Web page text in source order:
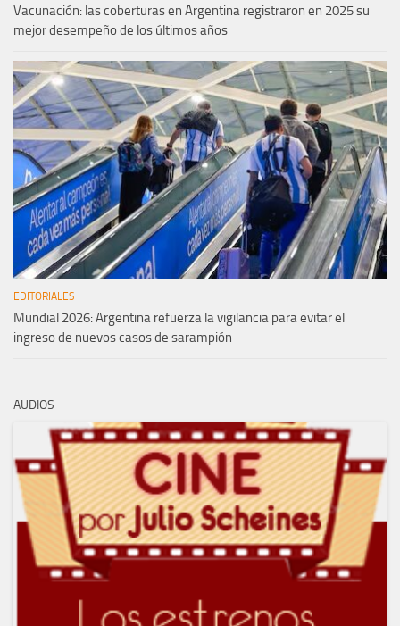
Vacunación: las coberturas en Argentina registraron en 2025 su
mejor desempeño de los últimos años
EDITORIALES
Mundial 2026: Argentina refuerza la vigilancia para evitar el
ingreso de nuevos casos de sarampión
AUDIOS